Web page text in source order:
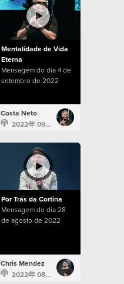
Mentalidade de Vida
Eterna
Mensagem do dia 4 de
setembro de 2022
Costa Neto
2022年 09月 4日
Por Trás da Cortina
Mensagem do dia 28
de agosto de 2022
Chris Mendez
2022年 08月 28日